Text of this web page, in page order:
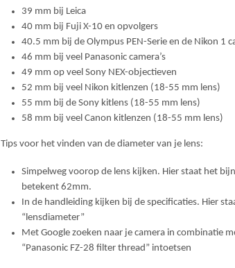
39 mm bij Leica
40 mm bij Fuji X-10 en opvolgers
40.5 mm bij de Olympus PEN-Serie en de Nikon 1
46 mm bij veel Panasonic camera’s
49 mm op veel Sony NEX-objectieven
52 mm bij veel Nikon kitlenzen (18-55 mm lens)
55 mm bij de Sony kitlens (18-55 mm lens)
58 mm bij veel Canon kitlenzen (18-55 mm lens)
Tips voor het vinden van de diameter van je lens:
Simpelweg voorop de lens kijken. Hier staat het
betekent 62mm.
In de handleiding kijken bij de specificaties. Hier
“lensdiameter”
Met Google zoeken naar je camera in combinatie
“Panasonic FZ-28 filter thread” intoetsen